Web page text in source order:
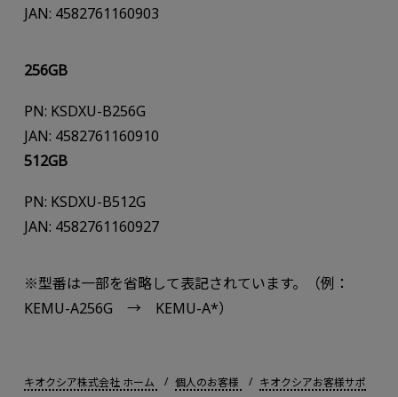
JAN: 4582761160903
256GB
PN: KSDXU-B256G
JAN: 4582761160910
512GB
PN: KSDXU-B512G
JAN: 4582761160927
※型番は一部を省略して表記されています。（例：
KEMU-A256G → KEMU-A*）
キオクシア株式会社 ホーム 個人のお客様
キオクシアお客様サポ